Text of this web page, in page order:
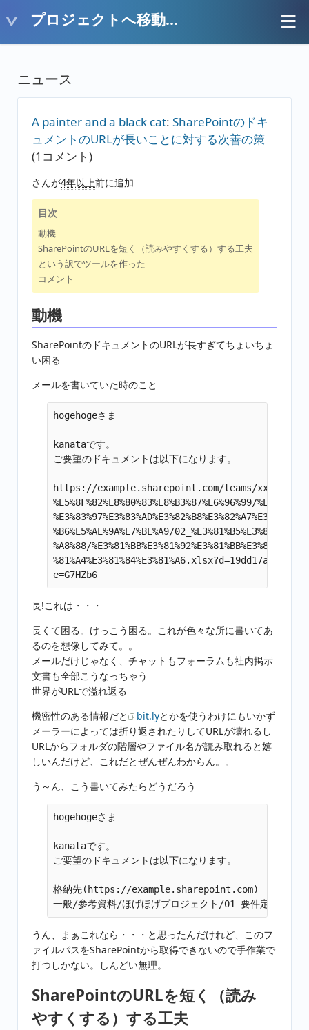
プロジェクトへ移動...
ニュース
A painter and a black cat: SharePointのドキ
ュメントのURLが長いことに対する次善の策
(1コメント)
さんが4年以上前に追加
目次
動機
SharePointのURLを短く（読みやすくする）する工夫
という訳でツールを作った
コメント
動機
SharePointのドキュメントのURLが長すぎてちょいちょ
い困る
メールを書いていた時のこと
hogehogeさま
kanataです。
ご要望のドキュメントは以下になります。
https://example.sharepoint.com/teams/
%E5%8F%82%E8%80%83%E8%B3%87%E6%96%99/
%B6%E5%AE%9A%E7%BE%A9/
%A8%88/
長!これは・・・
長くて困る。けっこう困る。これが色々な所に書いてあ
るのを想像してみて。。
メールだけじゃなく、チャットもフォーラムも社内掲示
文書も全部こうなっちゃう
世界がURLで溢れ返る
機密性のある情報だと
bit.lyとかを使うわけにもいかず
メーラーによっては折り返されたりしてURLが壊れるし
URLからフォルダの階層やファイル名が読み取れると嬉
しいんだけど、これだとぜんぜんわからん。。
う～ん、こう書いてみたらどうだろう
hogehogeさま
kanataです。
ご要望のドキュメントは以下になります。
格納先(https://example.sharepoint.com)
うん、まぁこれなら・・・と思ったんだけれど、このフ
ァイルパスをSharePointから取得できないので手作業で
打つしかない。しんどい無理。
SharePointのURLを短く（読み
やすくする）する工夫